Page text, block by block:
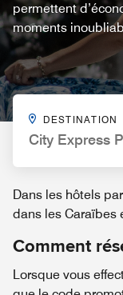
permettent
moments
DESTINATION
City Express
Dans les hôtels
dans les Caraïbes
Comment
Lorsque vous